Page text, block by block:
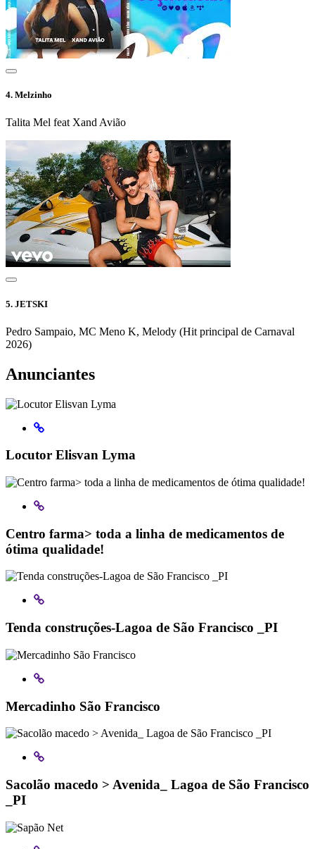
4. Melzinho
Talita Mel feat Xand Avião
5. JETSKI
Pedro Sampaio, MC Meno K, Melody (Hit principal de Carnaval
2026)
Anunciantes
Locutor Elisvan Lyma
Centro farma> toda a linha de medicamentos de
ótima qualidade!
Tenda construções-Lagoa de São Francisco _PI
Mercadinho São Francisco
Sacolão macedo > Avenida_ Lagoa de São Francisco
_PI